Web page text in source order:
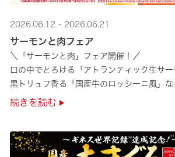
2026.06.12 - 2026.06.21
サーモンと肉フェア
＼「サーモンと肉」フェア開催！／
口の中でとろける「アトランティック生サー
黒トリュフ香る「国産牛のロッシーニ風」な
圧倒的な贅沢感をぜひ店舗でご堪能ください
続きを読む